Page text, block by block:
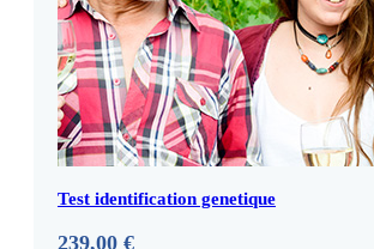
Test identification genetique
239,00 €